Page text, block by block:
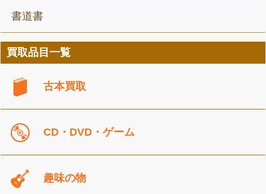
書道書
買取品目一覧
古本買取
CD・DVD・ゲーム
趣味の物